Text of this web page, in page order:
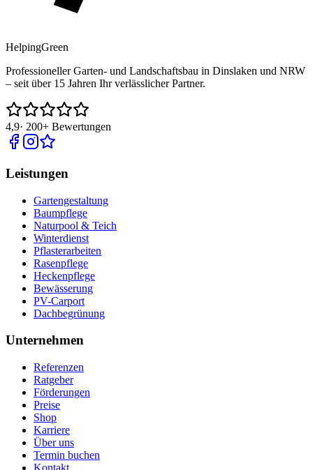
HelpingGreen
Professioneller Garten- und Landschaftsbau in Dinslaken und NRW
– seit über 15 Jahren Ihr verlässlicher Partner.
4,9· 200+ Bewertungen
Leistungen
Gartengestaltung
Baumpflege
Naturpool & Teich
Winterdienst
Pflasterarbeiten
Rasenpflege
Heckenpflege
Bewässerung
PV-Carport
Dachbegrünung
Unternehmen
Referenzen
Ratgeber
Förderungen
Preise
Shop
Karriere
Über uns
Termin buchen
Kontakt